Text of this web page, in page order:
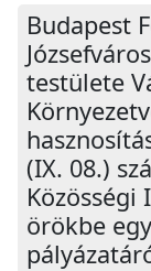
Budapest
testülete
(IX. 08.)
Közösségi
örökbe